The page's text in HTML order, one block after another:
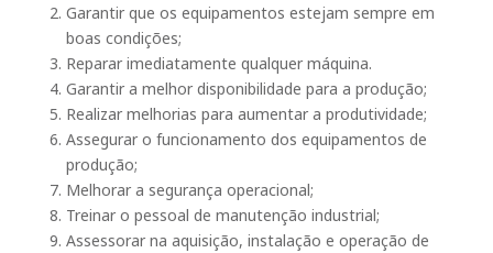
Garantir que os equipamentos estejam sempre em
boas condições;
Reparar imediatamente qualquer máquina.
Garantir a melhor disponibilidade para a produção;
Realizar melhorias para aumentar a produtividade;
Assegurar o funcionamento dos equipamentos de
produção;
Melhorar a segurança operacional;
Treinar o pessoal de manutenção industrial;
Assessorar na aquisição, instalação e operação de